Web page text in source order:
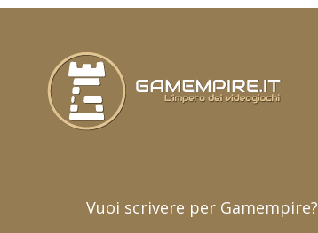
Vuoi scrivere per Gamempire?